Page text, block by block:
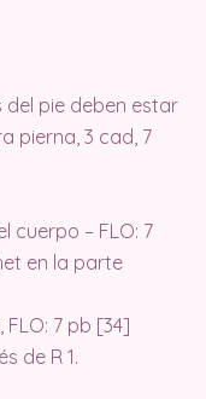
del pie deben estar
pierna, 3 cad, 7
cuerpo – FLO: 7
en la parte
FLO: 7 pb [34]
de R 1.